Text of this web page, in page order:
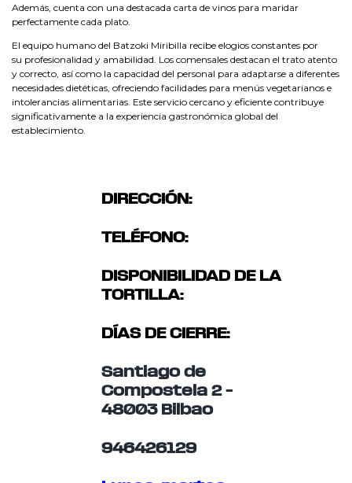
Además, cuenta con una destacada carta de vinos para maridar
perfectamente cada plato.
El equipo humano del Batzoki Miribilla recibe elogios constantes por
su profesionalidad y amabilidad. Los comensales destacan el trato atento
y correcto, así como la capacidad del personal para adaptarse a diferentes
necesidades dietéticas, ofreciendo facilidades para menús vegetarianos e
intolerancias alimentarias. Este servicio cercano y eficiente contribuye
significativamente a la experiencia gastronómica global del
establecimiento.
DIRECCIÓN:
TELÉFONO:
DISPONIBILIDAD DE LA
TORTILLA:
DÍAS DE CIERRE:
Santiago de
Compostela 2 –
48003 Bilbao
946426129